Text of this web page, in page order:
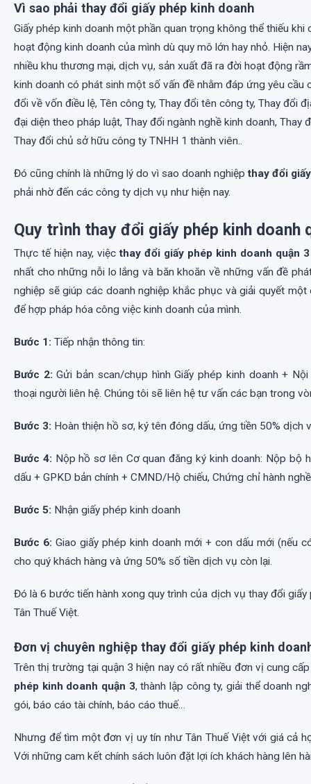
Vì sao phải thay đổi giấy phép kinh doanh
Giấy phép kinh doanh một phần quan trọng không thể thiếu khi
hoạt động kinh doanh của mình dù quy mô lớn hay nhỏ. Hiện
nhiều khu thương mại, dịch vụ, sản xuất đã ra đời hoạt động
kinh doanh có phát sinh một số vấn đề nhằm đáp ứng yêu cầu
đổi về vốn điều lệ, Tên công ty, Thay đổi tên công ty, Thay đổi
đại diện theo pháp luật, Thay đổi ngành nghề kinh doanh, Thay
Thay đổi chủ sở hữu công ty TNHH 1 thành viên..
Đó cũng chính là những lý do vì sao doanh nghiệpthay đổi
phải nhờ đến các công ty dịch vụ như hiện nay.
Quy trình thay đổi giấy phép kinh doanh
Thực tế hiện nay, việcthay đổi giấy phép kinh doanh quận 3
nhất cho những nỗi lo lắng và băn khoăn về những vấn đề
nghiệp sẽ giúp các doanh nghiệp khắc phục và giải quyết một
để hợp pháp hóa công việc kinh doanh của mình.
Bước 1: Tiếp nhận thông tin:
Bước 2: Gửi bản scan/chụp hình Giấy phép kinh doanh +
thoại người liên hệ. Chúng tôi sẽ liên hệ tư vấn các bạn trong
Bước 3: Hoàn thiện hồ sơ, ký tên đóng dấu, ứng tiền 50% dịch
Bước 4: Nộp hồ sơ lên Cơ quan đăng ký kinh doanh: Nộp bộ
dấu + GPKD bản chính + CMND/Hộ chiếu, Chứng chỉ hành
Bước 5: Nhận giấy phép kinh doanh
Bước 6: Giao giấy phép kinh doanh mới + con dấu mới (nếu
cho quý khách hàng và ứng 50% số tiền dịch vụ còn lại.
Đó là 6 bước tiến hành xong quy trình của dịch vụ thay đổi giấy
Tân Thuế Việt.
Đơn vị chuyên nghiệp thay đổi giấy phép kinh
Trên thị trường tại quận 3 hiện nay có rất nhiều đơn vị cung
phép kinh doanh quận 3, thành lập công ty, giải thể doanh
gói, báo cáo tài chính, báo cáo thuế…
Nhưng để tìm một đơn vị uy tín như Tân Thuế Việt với giá cả
Với những cam kết chính sách luôn đặt lợi ích khách hàng lên